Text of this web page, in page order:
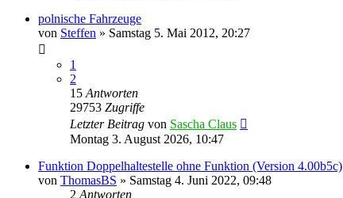
polnische Fahrzeuge
von Steffen » Samstag 5. Mai 2012, 20:27
1
2
15 Antworten
29753 Zugriffe
Letzter Beitrag von Sascha Claus
Montag 3. August 2026, 10:47
Funktion Doppelhaltestelle ohne Funktion (Version 4.00b5c)
von ThomasBS » Samstag 4. Juni 2022, 09:48
2 Antworten